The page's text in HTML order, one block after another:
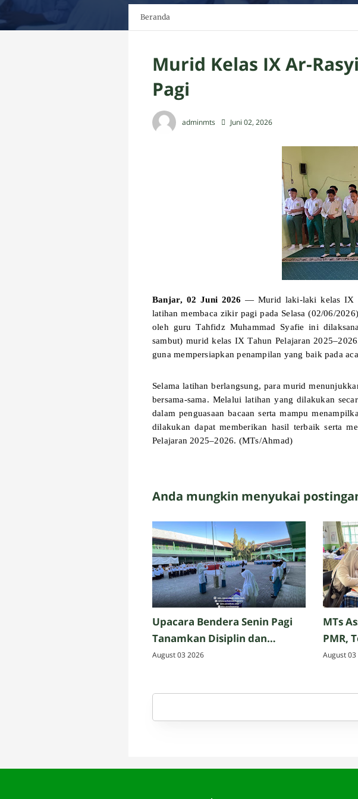
Beranda
Murid Kelas IX Ar-
Pagi
adminmts Juni 02, 2026
Banjar, 02 Juni 2026 — Murid laki-laki kelas IX
latihan membaca zikir pagi pada Selasa (02/06/
oleh guru Tahfidz Muhammad Syafie ini
sambut) murid kelas IX Tahun Pelajaran
guna mempersiapkan penampilan yang baik pada
Selama latihan berlangsung, para murid
bersama-sama. Melalui latihan yang dilakukan
dalam penguasaan bacaan serta mampu
dilakukan dapat memberikan hasil terbaik serta
Pelajaran 2025–2026. (MTs/Ahmad)
Anda mungkin menyukai
Upacara Bendera Senin Pagi
Tanamkan Disiplin dan
Konsistensi bagi murid
August 03 2026
MTs
PMR,
August